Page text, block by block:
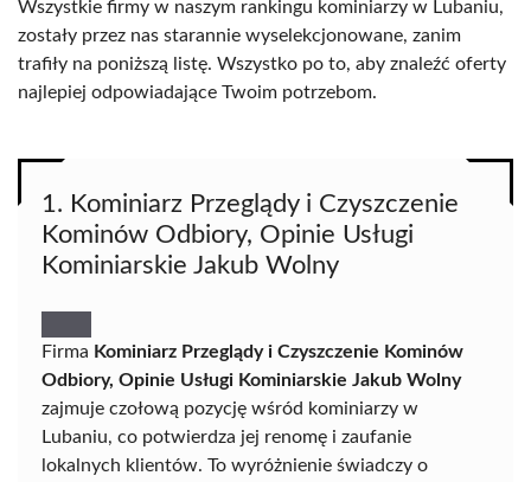
Wszystkie firmy w naszym rankingu kominiarzy w Lubaniu,
zostały przez nas starannie wyselekcjonowane, zanim
trafiły na poniższą listę. Wszystko po to, aby znaleźć oferty
najlepiej odpowiadające Twoim potrzebom.
1. Kominiarz Przeglądy i Czyszczenie
Kominów Odbiory, Opinie Usługi
Kominiarskie Jakub Wolny
Firma Kominiarz Przeglądy i Czyszczenie Kominów
Odbiory, Opinie Usługi Kominiarskie Jakub Wolny
zajmuje czołową pozycję wśród kominiarzy w
Lubaniu, co potwierdza jej renomę i zaufanie
lokalnych klientów. To wyróżnienie świadczy o